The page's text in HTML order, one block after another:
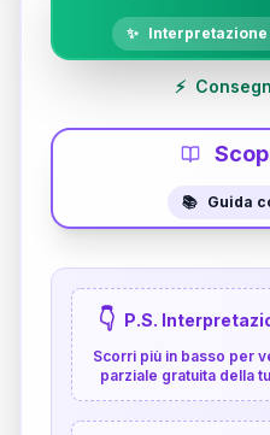
✨
⚡
📚 Guida
👇 P.S.
Scorri più in basso per
parziale gratuita della